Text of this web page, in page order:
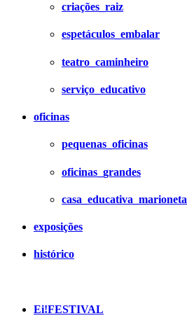
criações_raiz
espetáculos_embalar
teatro_caminheiro
serviço_educativo
oficinas
pequenas_oficinas
oficinas_grandes
casa_educativa_marioneta
exposições
histórico
Ei!FESTIVAL